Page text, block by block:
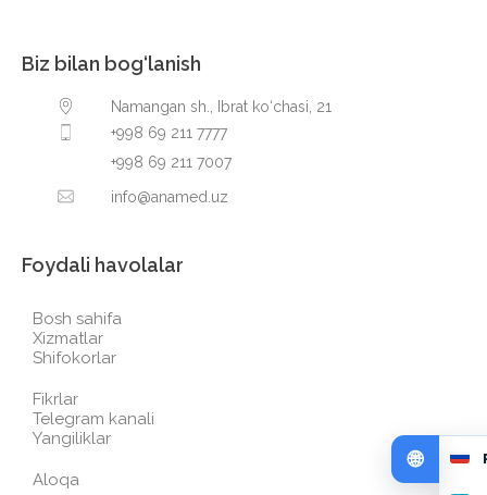
Biz bilan bog‘lanish
Namangan sh., Ibrat ko‘chasi, 21
+998 69 211 7777
+998 69 211 7007
info@anamed.uz
Foydali havolalar
Bosh sahifa
Xizmatlar
Shifokorlar
Fikrlar
Telegram kanali
Yangiliklar
Aloqa